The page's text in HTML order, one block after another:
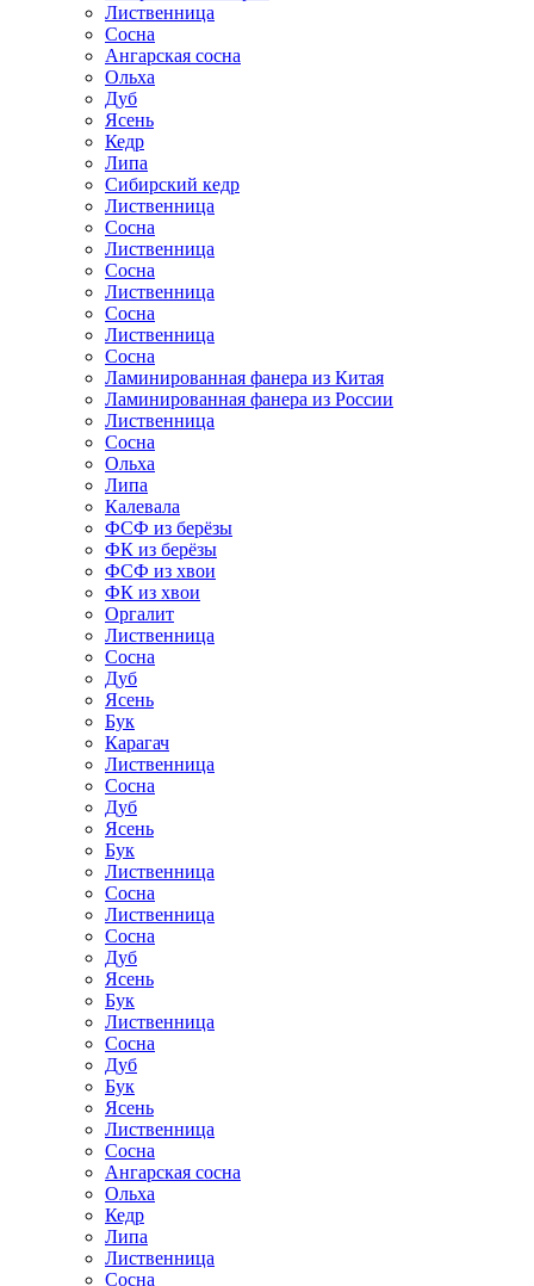
Лиственница
Сосна
Ангарская сосна
Ольха
Дуб
Ясень
Кедр
Липа
Сибирский кедр
Лиственница
Сосна
Лиственница
Сосна
Лиственница
Сосна
Лиственница
Сосна
Ламинированная фанера из Китая
Ламинированная фанера из России
Лиственница
Сосна
Ольха
Липа
Калевала
ФСФ из берёзы
ФК из берёзы
ФСФ из хвои
ФК из хвои
Оргалит
Лиственница
Сосна
Дуб
Ясень
Бук
Карагач
Лиственница
Сосна
Дуб
Ясень
Бук
Лиственница
Сосна
Лиственница
Сосна
Дуб
Ясень
Бук
Лиственница
Сосна
Дуб
Бук
Ясень
Лиственница
Сосна
Ангарская сосна
Ольха
Кедр
Липа
Лиственница
Сосна